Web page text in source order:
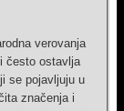
verovanja
često ostavlja
se pojavljuju u
značenja i